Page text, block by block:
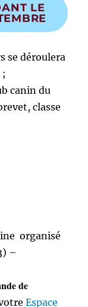
LE
se déroulera
;
canin du
classe
organisé
–
de
Espace